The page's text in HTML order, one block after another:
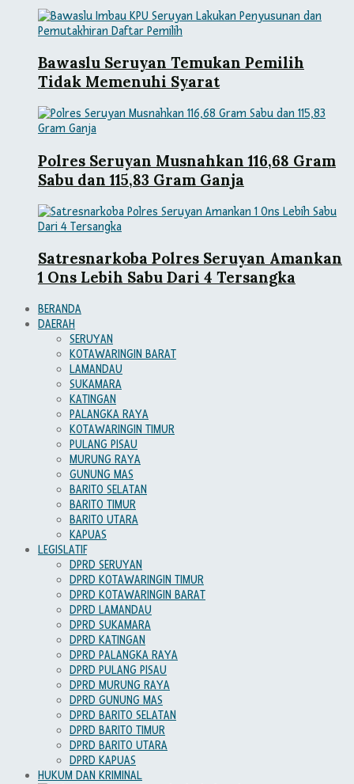
Bawaslu Seruyan Temukan Pemilih
Tidak Memenuhi Syarat
Polres Seruyan Musnahkan 116,68 Gram
Sabu dan 115,83 Gram Ganja
Satresnarkoba Polres Seruyan Amankan
1 Ons Lebih Sabu Dari 4 Tersangka
BERANDA
DAERAH
SERUYAN
KOTAWARINGIN BARAT
LAMANDAU
SUKAMARA
KATINGAN
PALANGKA RAYA
KOTAWARINGIN TIMUR
PULANG PISAU
MURUNG RAYA
GUNUNG MAS
BARITO SELATAN
BARITO TIMUR
BARITO UTARA
KAPUAS
LEGISLATIF
DPRD SERUYAN
DPRD KOTAWARINGIN TIMUR
DPRD KOTAWARINGIN BARAT
DPRD LAMANDAU
DPRD SUKAMARA
DPRD KATINGAN
DPRD PALANGKA RAYA
DPRD PULANG PISAU
DPRD MURUNG RAYA
DPRD GUNUNG MAS
DPRD BARITO SELATAN
DPRD BARITO TIMUR
DPRD BARITO UTARA
DPRD KAPUAS
HUKUM DAN KRIMINAL